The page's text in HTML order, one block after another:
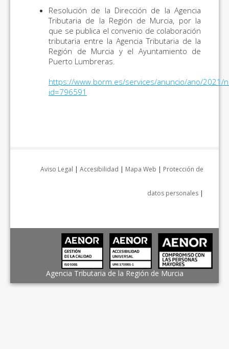
Resolución de la Dirección de la Agencia
Tributaria de la Región de Murcia, por la
que se publica el convenio de colaboración
tributaria entre la Agencia Tributaria de la
Región de Murcia y el Ayuntamiento de
Puerto Lumbreras.
https://www.borm.es/services/anuncio/ano/2021/
id=796591
Aviso Legal | Accesibilidad | Mapa Web | Protección de
datos personales |
Agencia Tributaria de la Región de Murcia